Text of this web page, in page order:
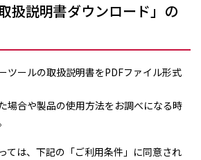
扱説明書ダウンロード」の
ツールの取扱説明書をPDFファイル形式
場合や製品の使用方法をお調べになる時
ては、下記の「ご利用条件」に同意され